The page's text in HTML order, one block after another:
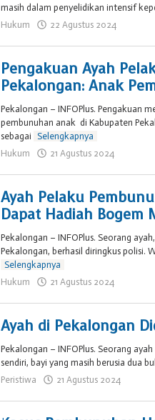
masih dalam penyelidikan intensif
Hukum
22 Agustus 2024
Pengakuan Ayah
Pekalongan: Anak
Pekalongan – INFOPlus. Pengakuan
pembunuhan anak di Kabupaten
sebagai
Selengkapnya
Hukum
21 Agustus 2024
Ayah Pelaku
Dapat Hadiah Bogem
Pekalongan – INFOPlus. Seorang
Pekalongan, berhasil diringkus polisi.
Selengkapnya
Hukum
21 Agustus 2024
Ayah di Pekalongan
Pekalongan – INFOPlus. Seorang
sendiri, bayi yang masih berusia dua
Peristiwa
21 Agustus 2024